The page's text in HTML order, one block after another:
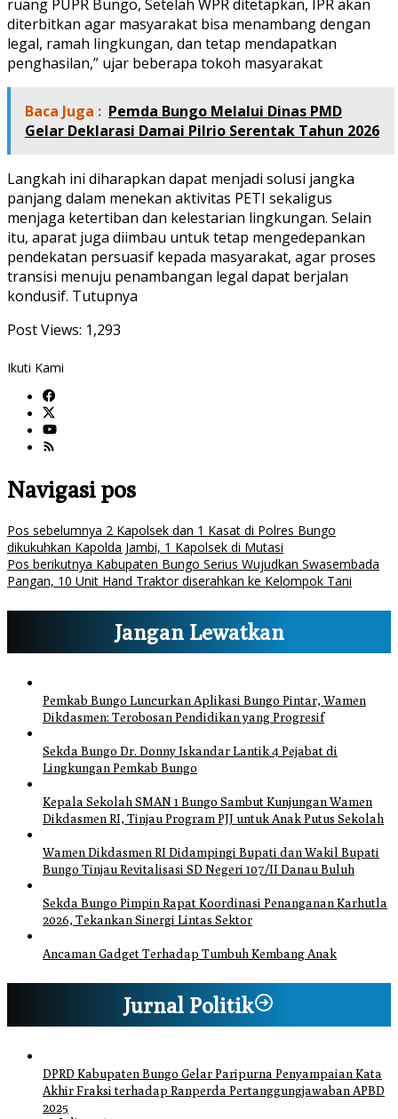
ruang PUPR Bungo, Setelah WPR ditetapkan, IPR akan
diterbitkan agar masyarakat bisa menambang dengan
legal, ramah lingkungan, dan tetap mendapatkan
penghasilan,” ujar beberapa tokoh masyarakat
Baca Juga : Pemda Bungo Melalui Dinas PMD
Gelar Deklarasi Damai Pilrio Serentak Tahun 2026
Langkah ini diharapkan dapat menjadi solusi jangka
panjang dalam menekan aktivitas PETI sekaligus
menjaga ketertiban dan kelestarian lingkungan. Selain
itu, aparat juga diimbau untuk tetap mengedepankan
pendekatan persuasif kepada masyarakat, agar proses
transisi menuju penambangan legal dapat berjalan
kondusif. Tutupnya
Post Views: 1,293
Ikuti Kami
Navigasi pos
Pos sebelumnya 2 Kapolsek dan 1 Kasat di Polres Bungo
dikukuhkan Kapolda Jambi, 1 Kapolsek di Mutasi
Pos berikutnya Kabupaten Bungo Serius Wujudkan Swasembada
Pangan, 10 Unit Hand Traktor diserahkan ke Kelompok Tani
Jangan Lewatkan
Pemkab Bungo Luncurkan Aplikasi Bungo Pintar, Wamen
Dikdasmen: Terobosan Pendidikan yang Progresif
Sekda Bungo Dr. Donny Iskandar Lantik 4 Pejabat di
Lingkungan Pemkab Bungo
Kepala Sekolah SMAN 1 Bungo Sambut Kunjungan Wamen
Dikdasmen RI, Tinjau Program PJJ untuk Anak Putus Sekolah
Wamen Dikdasmen RI Didampingi Bupati dan Wakil Bupati
Bungo Tinjau Revitalisasi SD Negeri 107/II Danau Buluh
Sekda Bungo Pimpin Rapat Koordinasi Penanganan Karhutla
2026, Tekankan Sinergi Lintas Sektor
Ancaman Gadget Terhadap Tumbuh Kembang Anak
Jurnal Politik
DPRD Kabupaten Bungo Gelar Paripurna Penyampaian Kata
Akhir Fraksi terhadap Ranperda Pertanggungjawaban APBD
2025